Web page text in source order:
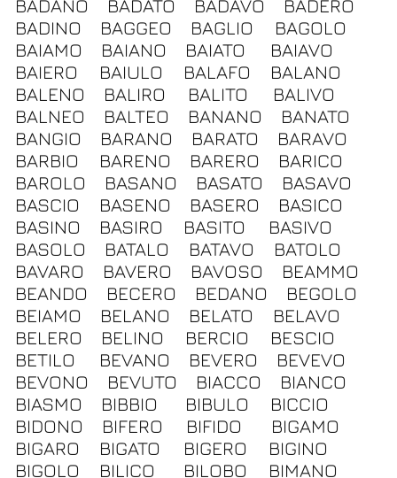
BADANO
BADATO BADAVO
BADERO
BADINO
BAGGEO BAGLIO
BAGOLO
BAIAMO
BAIANO BAIATO
BAIAVO
BAIERO
BAIULO BALAFO
BALANO
BALENO
BALIRO BALITO
BALIVO
BALNEO
BALTEO BANANO
BANATO
BANGIO
BARANO BARATO
BARAVO
BARBIO
BARENO BARERO
BARICO
BAROLO
BASANO BASATO
BASAVO
BASCIO
BASENO BASERO
BASICO
BASINO
BASIRO BASITO
BASIVO
BASOLO
BATALO BATAVO
BATOLO
BAVARO
BAVERO BAVOSO
BEAMMO
BEANDO
BECERO BEDANO
BEGOLO
BEIAMO
BELANO BELATO
BELAVO
BELERO
BELINO BERCIO
BESCIO
BETILO
BEVANO BEVERO
BEVEVO
BEVONO
BEVUTO BIACCO
BIANCO
BIASMO
BIBBIO BIBULO
BICCIO
BIDONO
BIFERO BIFIDO
BIGAMO
BIGARO
BIGATO BIGERO
BIGINO
BIGOLO
BILICO BILOBO
BIMANO